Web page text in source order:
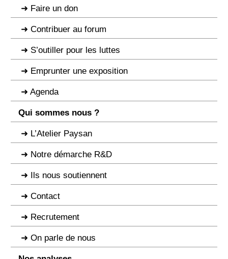
Faire un don
Contribuer au forum
S’outiller pour les luttes
Emprunter une exposition
Agenda
Qui sommes nous ?
L’Atelier Paysan
Notre démarche R&D
Ils nous soutiennent
Contact
Recrutement
On parle de nous